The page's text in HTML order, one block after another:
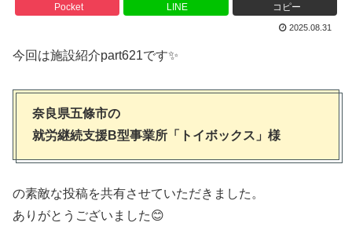
Pocket LINE コピー
2025.08.31
今回は施設紹介part621です✨
奈良県五條市の
就労継続支援B型事業所「トイボックス」様
の素敵な投稿を共有させていただきました。
ありがとうございました😊